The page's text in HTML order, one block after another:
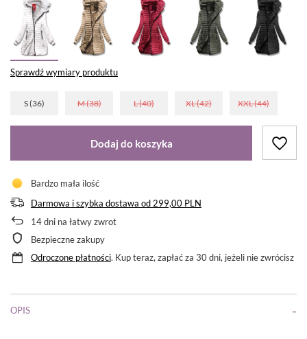
Sprawdź wymiary produktu
S (36) M (38) L (40) XL (42) XXL (44)
Dodaj do koszyka
Bardzo mała ilość
Darmowa i szybka dostawa od 299,00 PLN
14dni na łatwy zwrot
Bezpieczne zakupy
Odroczone płatności. Kup teraz, zapłać za 30 dni, jeżeli nie zwrócisz
OPIS